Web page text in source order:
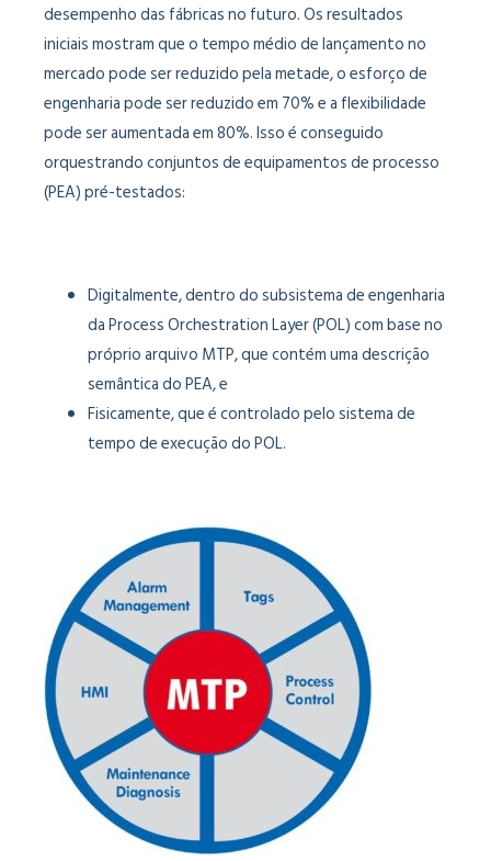
desempenho das fábricas no futuro. Os resultados
iniciais mostram que o tempo médio de lançamento no
mercado pode ser reduzido pela metade, o esforço de
engenharia pode ser reduzido em 70% e a flexibilidade
pode ser aumentada em 80%. Isso é conseguido
orquestrando conjuntos de equipamentos de processo
(PEA) pré-testados:
Digitalmente, dentro do subsistema de engenharia
da Process Orchestration Layer (POL) com base no
próprio arquivo MTP, que contém uma descrição
semântica do PEA, e
Fisicamente, que é controlado pelo sistema de
tempo de execução do POL.